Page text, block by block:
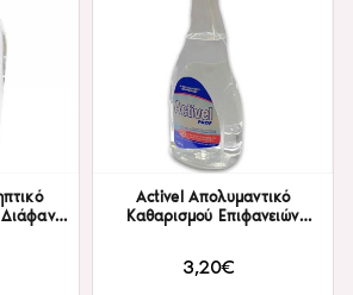
Activel Απολυμαντικό
Καθαρισμού Επιφανειών
3,20€